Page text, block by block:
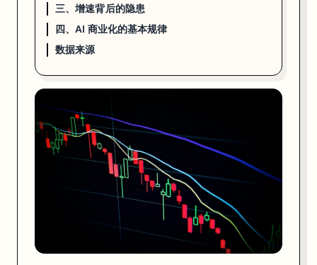
2026 年 4 月 7 日，Anthropic 的年化营收（ARR）越过了 300 亿美
Dario Amodei 没有发公告。官方沉默，数字自己说话。
一、那条增长曲线的陡度
2025 年 1 月，Anthropic 的 ARR 是 10 亿美元。之后每月加速：年底
这不是运气，是一个押注对了的战略决策的延迟兑现。
2021 年底，Dario Amodei、Daniela Amodei 带着另外九名工程师和
这个选择在 2023 年看起来很保守。那一年 ChatGPT 全球 2 亿用户
今天的数字是结果：80% 的营收来自企业客户。今年 2 月，年付超过
翻译成人话就是：企业用 API 调用模型，每次调用就付钱，没有"免费
还有一个让竞争对手难受的数字：Anthropic 训练同级别模型的花费大
三、增速背后的隐患
四、AI 商业化的基本规律
数据来源